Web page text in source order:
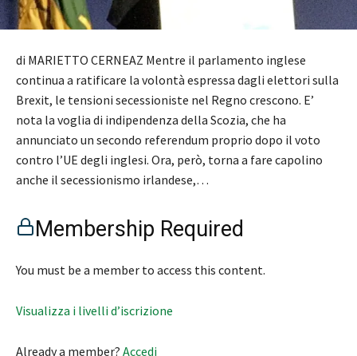
di MARIETTO CERNEAZ Mentre il parlamento inglese
continua a ratificare la volontà espressa dagli elettori sulla
Brexit, le tensioni secessioniste nel Regno crescono. E’
nota la voglia di indipendenza della Scozia, che ha
annunciato un secondo referendum proprio dopo il voto
contro l’UE degli inglesi. Ora, però, torna a fare capolino
anche il secessionismo irlandese,…
Membership Required
You must be a member to access this content.
Visualizza i livelli d’iscrizione
Already a member? Accedi